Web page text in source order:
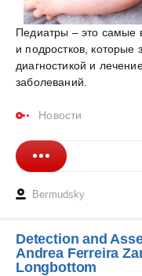
Педиатры – это самые
и подростков, которые
диагностикой и
заболеваний.
Новости
Bermudsky
Detection and
Andrea Ferreira
Longbottom